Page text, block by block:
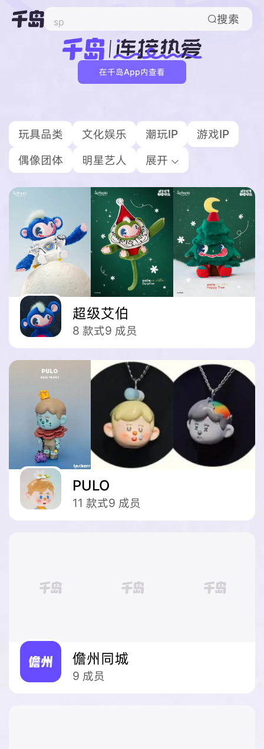
sp 搜索
在千岛App内查看
玩具品类 文化娱乐 潮玩IP
游戏IP
偶像团体
明星艺人 展开 
超级艾伯
8 款式9 成员
PULO
11 款式9 成员
儋州同城
9 成员